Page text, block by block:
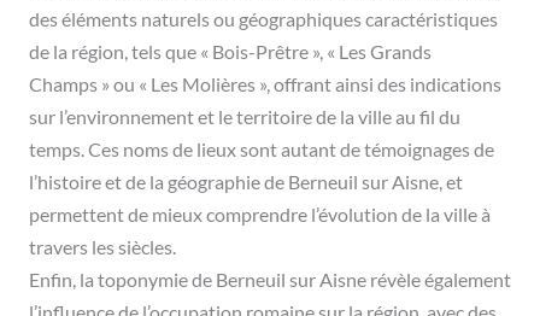
des éléments naturels ou géographiques caractéristiques
de la région, tels que « Bois-Prêtre », « Les Grands
Champs » ou « Les Molières », offrant ainsi des indications
sur l’environnement et le territoire de la ville au fil du
temps. Ces noms de lieux sont autant de témoignages de
l’histoire et de la géographie de Berneuil sur Aisne, et
permettent de mieux comprendre l’évolution de la ville à
travers les siècles.
Enfin, la toponymie de Berneuil sur Aisne révèle également